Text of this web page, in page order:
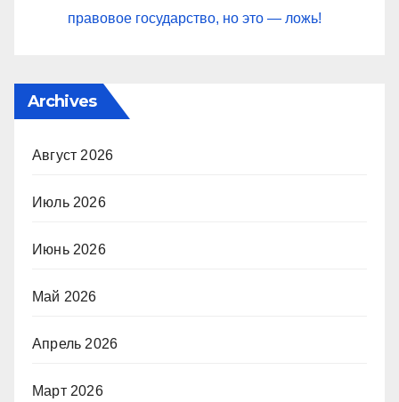
правовое государство, но это — ложь!
Archives
Август 2026
Июль 2026
Июнь 2026
Май 2026
Апрель 2026
Март 2026